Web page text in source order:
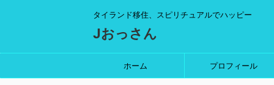
タイランド移住、スピリチュアルでハッピー
Jおっさん
ホーム プロフィール